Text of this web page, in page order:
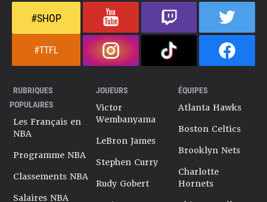
#SHOP
#TTFL
RUBRIQUES
POPULAIRES
Les Français en
NBA
Programme NBA
Classements NBA
Salaires NBA
JOUEURS
Victor
Wembanyama
LeBron James
Stephen Curry
Rudy Gobert
ÉQUIPES
Atlanta Hawks
Boston Celtics
Brooklyn Nets
Charlotte
Hornets